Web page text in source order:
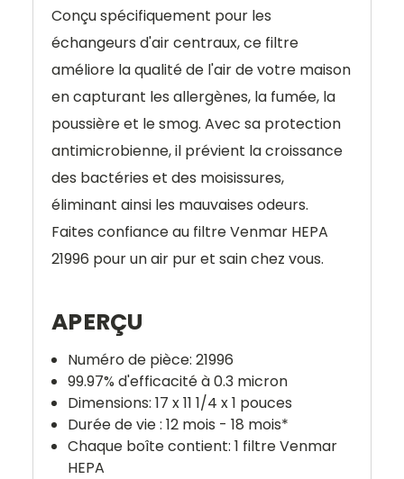
Conçu spécifiquement pour les
échangeurs d'air centraux, ce filtre
améliore la qualité de l'air de votre maison
en capturant les allergènes, la fumée, la
poussière et le smog. Avec sa protection
antimicrobienne, il prévient la croissance
des bactéries et des moisissures,
éliminant ainsi les mauvaises odeurs.
Faites confiance au filtre Venmar HEPA
21996 pour un air pur et sain chez vous.
APERÇU
Numéro de pièce:21996
99.97% d'efficacité à 0.3 micron
Dimensions: 17 x 11 1/4 x 1 pouces
Durée de vie : 12 mois - 18 mois*
Chaque boîte contient: 1 filtre Venmar
HEPA